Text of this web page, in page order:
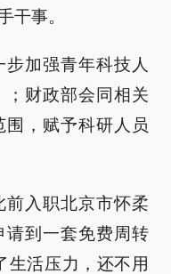
干事。
加强青年科技人
；财政部会同相关
，赋予科研人员
前入职北京市怀柔
请到一套免费周转
生活压力，还不用